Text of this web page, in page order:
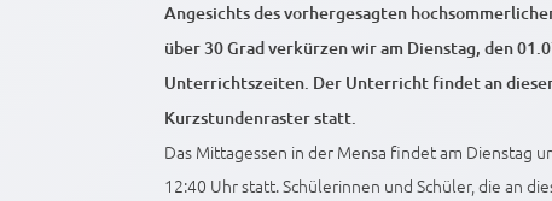
Angesichts des vorhergesagten
über 30 Grad verkürzen wir am Dienstag, den
Unterrichtszeiten. Der Unterricht findet an
Kurzstundenraster statt.
Das Mittagessen in der Mensa findet am Dienstag
12:40 Uhr statt. Schülerinnen und Schüler, die an